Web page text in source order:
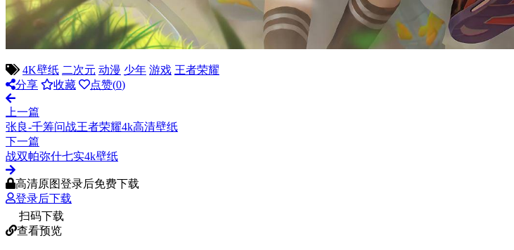
4K壁纸 二次元 动漫 少年 游戏 王者荣耀
分享
收藏 点赞(0)
上一篇
张良-千筹问战王者荣耀4k高清壁纸
下一篇
战双帕弥什七实4k壁纸
高清原图登录后免费下载
登录后下载
扫码下载
查看预览